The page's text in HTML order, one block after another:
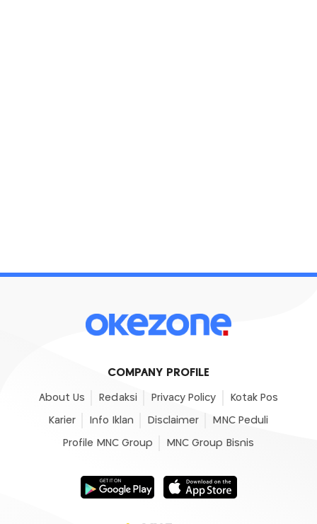
COMPANY PROFILE
About Us Redaksi Privacy Policy Kotak Pos
Karier Info Iklan Disclaimer MNC Peduli
Profile MNC Group MNC Group Bisnis